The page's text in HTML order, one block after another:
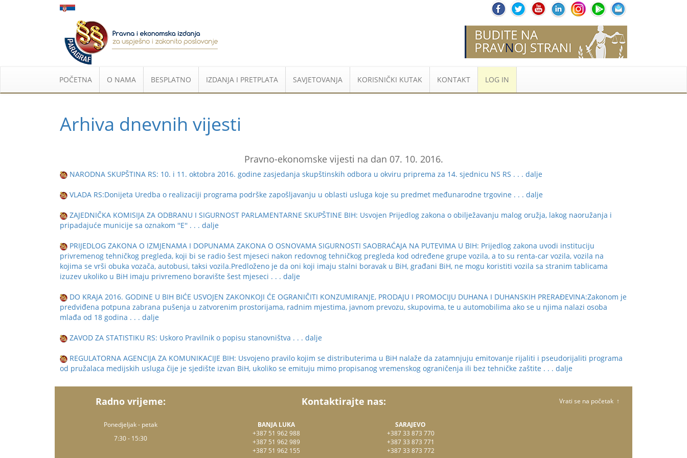
POČETNA O NAMA BESPLATNO IZDANJA I PRETPLATA SAVJETOVANJA KORISNIČKI KUTAK KONTAKT LOG IN
Arhiva dnevnih vijesti
Pravno-ekonomske vijesti na dan 07. 10. 2016.
NARODNA SKUPŠTINA RS: 10. i 11. oktobra 2016. godine zasjedanja skupštinskih odbora u okviru priprema za 14. sjednicu NS RS . . . dalje
VLADA RS:Donijeta Uredba o realizaciji programa podrške zapošljavanju u oblasti usluga koje su predmet međunarodne trgovine . . . dalje
ZAJEDNIČKA KOMISIJA ZA ODBRANU I SIGURNOST PARLAMENTARNE SKUPŠTINE BIH: Usvojen Prijedlog zakona o obilježavanju malog oružja, lakog naoružanja i
pripadajuće municije sa oznakom ''E'' . . . dalje
PRIЈЕDLOG ZАKОNА О IZMЈЕNАMА I DОPUNАMА ZАKОNА О ОSNОVАMА SIGURNOSTI SАОBRАĆАЈА NА PUTЕVIMА U BIH: Prijedlog zakona uvodi instituciju
privremenog tehničkog pregleda, koji bi se radio šest mjeseci nakon redovnog tehničkog pregleda kod određene grupe vozila, a to su renta-car vozila, vozila na
kojima se vrši obuka vozača, autobusi, taksi vozila.Predloženo je da oni koji imaju stalni boravak u BiH, građani BiH, ne mogu koristiti vozila sa stranim tablicama
izuzev ukoliko u BiH imaju privremeno boravište šest mjeseci . . . dalje
DO KRAJA 2016. GODINE U BIH BIĆE USVOJEN ZAKONKOJI ĆE OGRANIČITI KONZUMIRANJE, PRODAJU I PROMOCIJU DUHANA I DUHANSKIH PRERAĐEVINA:Zakonom je
predviđena potpuna zabrana pušenja u zatvorenim prostorijama, radnim mjestima, javnom prevozu, skupovima, te u automobilima ako se u njima nalazi osoba
mlađa od 18 godina . . . dalje
ZAVOD ZA STATISTIKU RS: Uskoro Pravilnik o popisu stanovništva . . . dalje
REGULATORNA AGENCIJA ZA KOMUNIKACIJE BIH: Usvojeno pravilo kojim se distributerima u BiH nalaže da zatamnjuju emitovanje rijaliti i pseudorijaliti programa
od pružalaca medijskih usluga čije je sjedište izvan BiH, ukoliko se emituju mimo propisanog vremenskog ograničenja ili bez tehničke zaštite . . . dalje
Radno vrijeme:
Ponedjeljak - petak
7:30 - 15:30
Kontaktirajte nas:
BANJA LUKA
+387 51 962 988
+387 51 962 989
+387 51 962 155
SARAJEVO
+387 33 873 770
+387 33 873 771
+387 33 873 772
Vrati se na početak ↑